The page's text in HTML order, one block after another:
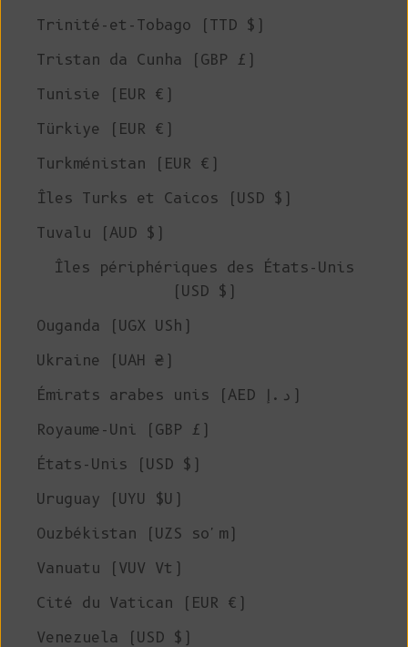
Trinité-et-Tobago (TTD $)
Tristan da Cunha (GBP £)
Tunisie (EUR €)
Türkiye (EUR €)
Turkménistan (EUR €)
Îles Turks et Caicos (USD $)
Tuvalu (AUD $)
Îles périphériques des États-Unis
(USD $)
Ouganda (UGX USh)
Ukraine (UAH ₴)
Émirats arabes unis (AED د.إ)
Royaume-Uni (GBP £)
États-Unis (USD $)
Uruguay (UYU $U)
Ouzbékistan (UZS so'm)
Vanuatu (VUV Vt)
Cité du Vatican (EUR €)
Venezuela (USD $)